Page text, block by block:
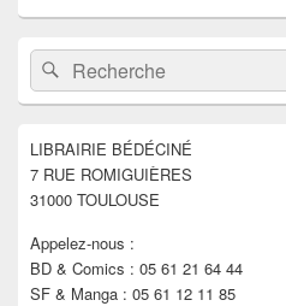
Zone
principale
de
widget
barre
latérale
Recherche :Rechercher
LIBRAIRIE BÉDÉCINÉ
7 RUE ROMIGUIÈRES
31000 TOULOUSE
Appelez-nous :
BD & Comics : 05 61 21 64 44
SF & Manga : 05 61 12 11 85